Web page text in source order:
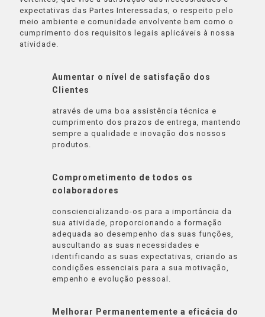
expectativas das Partes Interessadas, o respeito pelo
meio ambiente e comunidade envolvente bem como o
cumprimento dos requisitos legais aplicáveis à nossa
atividade.
Aumentar o nível de satisfação dos
Clientes
através de uma boa assistência técnica e
cumprimento dos prazos de entrega, mantendo
sempre a qualidade e inovação dos nossos
produtos.
Comprometimento de todos os
colaboradores
consciencializando-os para a importância da
sua atividade, proporcionando a formação
adequada ao desempenho das suas funções,
auscultando as suas necessidades e
identificando as suas expectativas, criando as
condições essenciais para a sua motivação,
empenho e evolução pessoal.
Melhorar Permanentemente a eficácia do